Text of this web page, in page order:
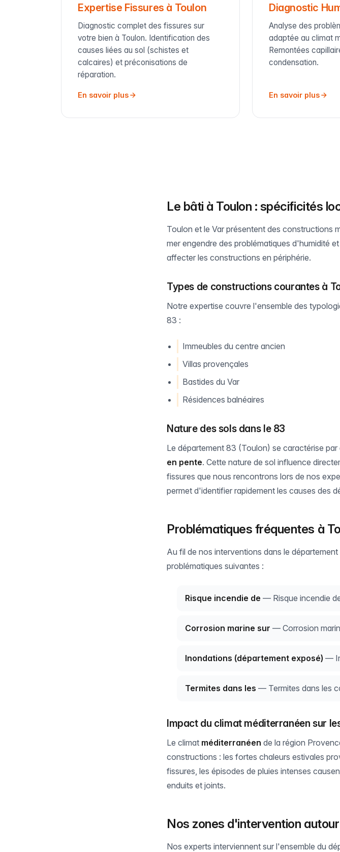
Expertise Fissures à Toulon
Diagnostic complet des fissures sur
votre bien à Toulon. Identification des
causes liées au sol (schistes et
calcaires) et préconisations de
réparation.
En savoir plus
Diagnostic
Analyse des
adaptée au climat
Remontées
condensation.
En savoir plus
Le bâti à Toulon : spécificités
Toulon et le Var présentent des constructions
mer engendre des problématiques d'humidité
affecter les constructions en périphérie.
Types de constructions courantes à
Notre expertise couvre l'ensemble des
83 :
Immeubles du centre ancien
Villas provençales
Bastides du Var
Résidences balnéaires
Nature des sols dans le 83
Le département 83 (Toulon) se caractérise par
en pente. Cette nature de sol influence
fissures que nous rencontrons lors de nos
permet d'identifier rapidement les causes des
Problématiques fréquentes à
Au fil de nos interventions dans le
problématiques suivantes :
Risque incendie de — Risque incendie
Corrosion marine sur — Corrosion
Inondations (département exposé) —
Termites dans les — Termites dans les
Impact du climat méditerranéen sur
Le climat méditerranéen de la région
constructions : les fortes chaleurs estivales
fissures, les épisodes de pluies intenses
enduits et joints.
Nos zones d'intervention
Nos experts interviennent sur l'ensemble du